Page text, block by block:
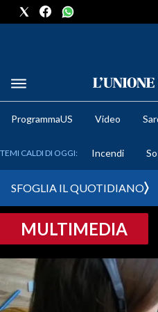
METEO
CRONACA SARDEGNA
PROVINCIA DI CAGLIARI
SULCIS IGLESIENTE
ProgrammaUS Video
TEMI CALDI DI OGGI: Incendi
SFOGLIA IL QUOTIDIANO
MULTIMEDIA